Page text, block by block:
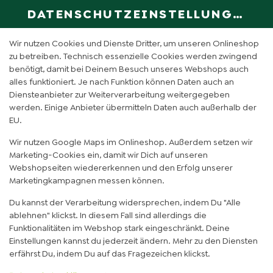
DATENSCHUTZEINSTELLUNGEN
Wir nutzen Cookies und Dienste Dritter, um unseren Onlineshop
zu betreiben. Technisch essenzielle Cookies werden zwingend
benötigt, damit bei Deinem Besuch unseres Webshops auch
alles funktioniert. Je nach Funktion können Daten auch an
Diensteanbieter zur Weiterverarbeitung weitergegeben
werden. Einige Anbieter übermitteln Daten auch außerhalb der
EU.
Wir nutzen Google Maps im Onlineshop. Außerdem setzen wir
Marketing-Cookies ein, damit wir Dich auf unseren
Webshopseiten wiedererkennen und den Erfolg unserer
Marketingkampagnen messen können.
Du kannst der Verarbeitung widersprechen, indem Du "Alle
ablehnen" klickst. In diesem Fall sind allerdings die
Funktionalitäten im Webshop stark eingeschränkt. Deine
Einstellungen kannst du jederzeit ändern. Mehr zu den Diensten
erfährst Du, indem Du auf das Fragezeichen klickst.
DE
COCO MANGO (0,6L)